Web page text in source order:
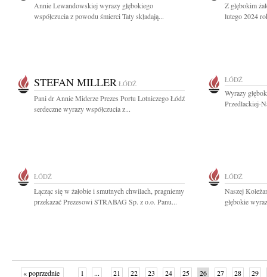
Annie Lewandowskiej wyrazy głębokiego
współczucia z powodu śmierci Taty składają...
Z głębokim
lutego 2024
STEFAN MILLER ŁÓDŹ
Pani dr Annie Miderze Prezes Portu Lotniczego Łódź
serdeczne wyrazy współczucia z...
ŁÓDŹ
Wyrazy
Przedlackiej-
ŁÓDŹ
Łącząc się w żałobie i smutnych chwilach, pragniemy
przekazać Prezesowi STRABAG Sp. z o.o. Panu...
ŁÓDŹ
Naszej
głębokie
« poprzednie 1 ... 21 22 23 24 25 26 27 28 29